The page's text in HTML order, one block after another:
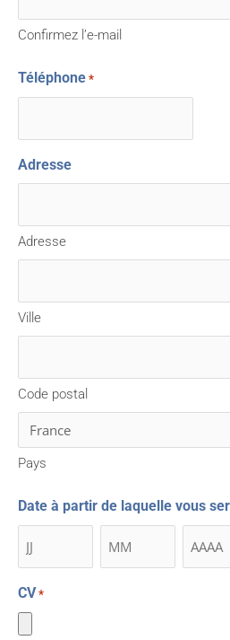
Confirmez l’e-mail
Téléphone *
Adresse
Adresse
Ville
Code postal
Pays
Date à partir de laquelle vous
CV *